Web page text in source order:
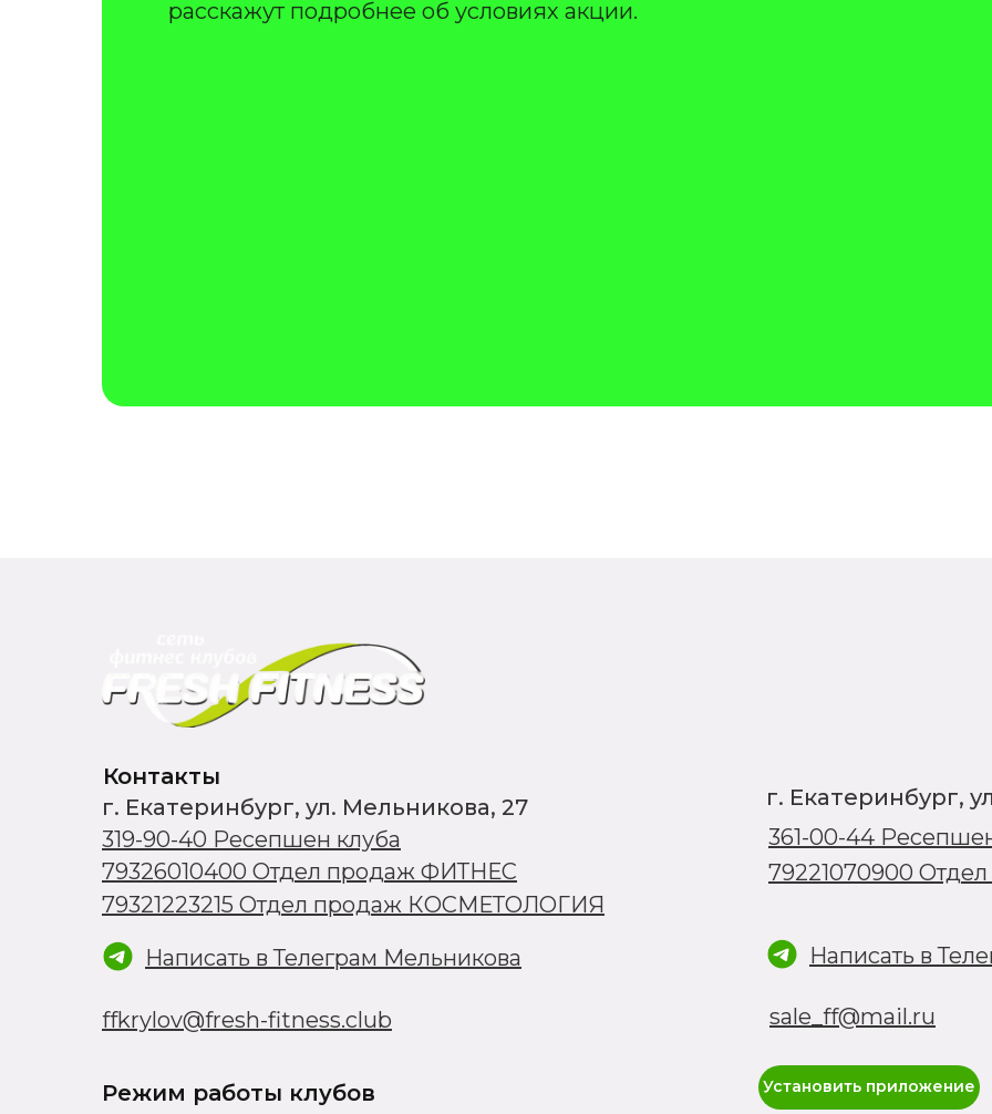
расскажут подробнее об условиях акции.
Контакты
г. Екатеринбург, ул. Мельникова, 27
г. Екатеринбург,
sale_ff@mail.ru
Написать в
ffkrylov@fresh-fitness.club
319-90-40 Ресепшен клуба 361-00-44
79321223215 Отдел продаж КОСМЕТОЛОГИЯ
79326010400 Отдел продаж ФИТНЕС 79221070900
Режим работы клубов
Написать в Телеграм Мельникова
Установить приложение